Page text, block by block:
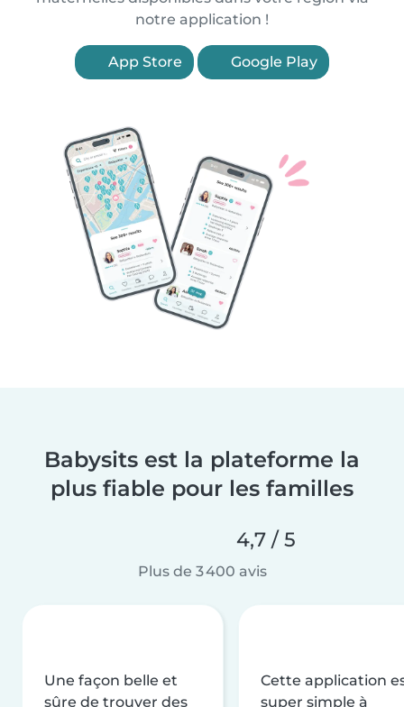
notre application !
App Store Google Play
Babysits est la plateforme la
plus fiable pour les familles
4,7 / 5
Plus de 3 400 avis
Une façon belle et
sûre de trouver des
Cette application
super simple à